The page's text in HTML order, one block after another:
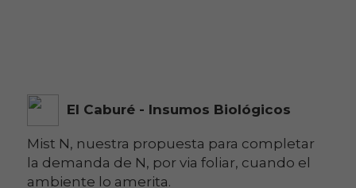
El Caburé - Insumos Biológicos
Mist N, nuestra propuesta para completar
la demanda de N, por via foliar, cuando el
ambiente lo amerita.